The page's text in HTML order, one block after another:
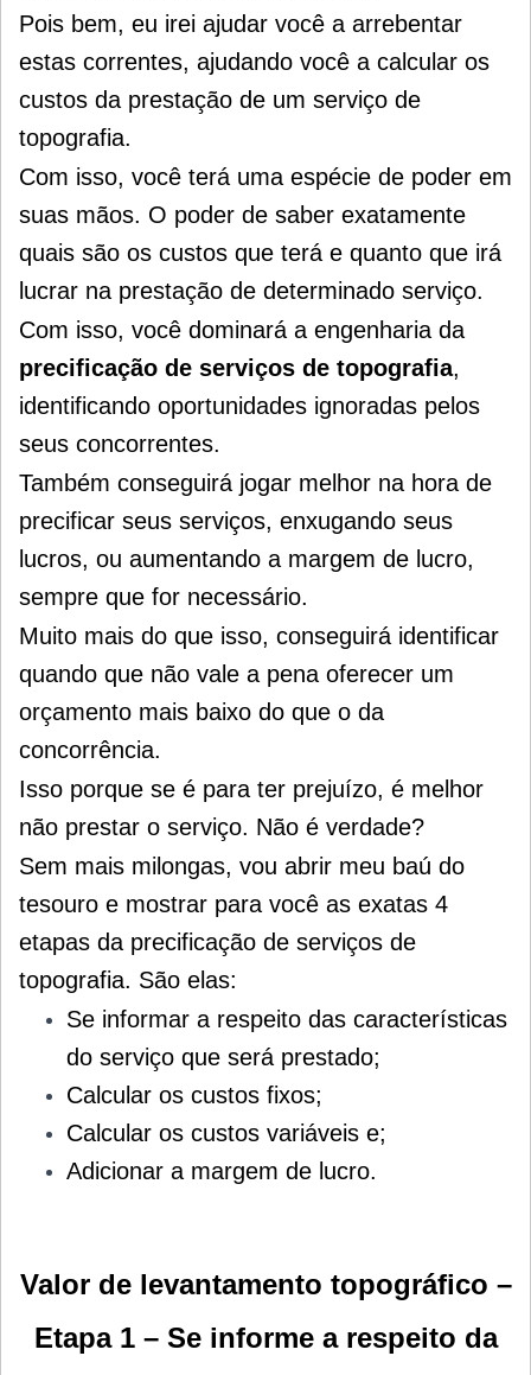
Pois bem, eu irei ajudar você a arrebentar
estas correntes, ajudando você a calcular os
custos da prestação de um serviço de
topografia.
Com isso, você terá uma espécie de poder em
suas mãos. O poder de saber exatamente
quais são os custos que terá e quanto que irá
lucrar na prestação de determinado serviço.
Com isso, você dominará a engenharia da
precificação de serviços de topografia,
identificando oportunidades ignoradas pelos
seus concorrentes.
Também conseguirá jogar melhor na hora de
precificar seus serviços, enxugando seus
lucros, ou aumentando a margem de lucro,
sempre que for necessário.
Muito mais do que isso, conseguirá identificar
quando que não vale a pena oferecer um
orçamento mais baixo do que o da
concorrência.
Isso porque se é para ter prejuízo, é melhor
não prestar o serviço. Não é verdade?
Sem mais milongas, vou abrir meu baú do
tesouro e mostrar para você as exatas 4
etapas da precificação de serviços de
topografia. São elas:
Se informar a respeito das características
do serviço que será prestado;
Calcular os custos fixos;
Calcular os custos variáveis e;
Adicionar a margem de lucro.
Valor de levantamento topográfico –
Etapa 1 – Se informe a respeito da